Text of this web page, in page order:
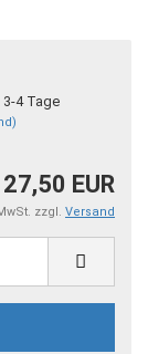
3-4 Tage
27,50 EUR
zzgl. Versand